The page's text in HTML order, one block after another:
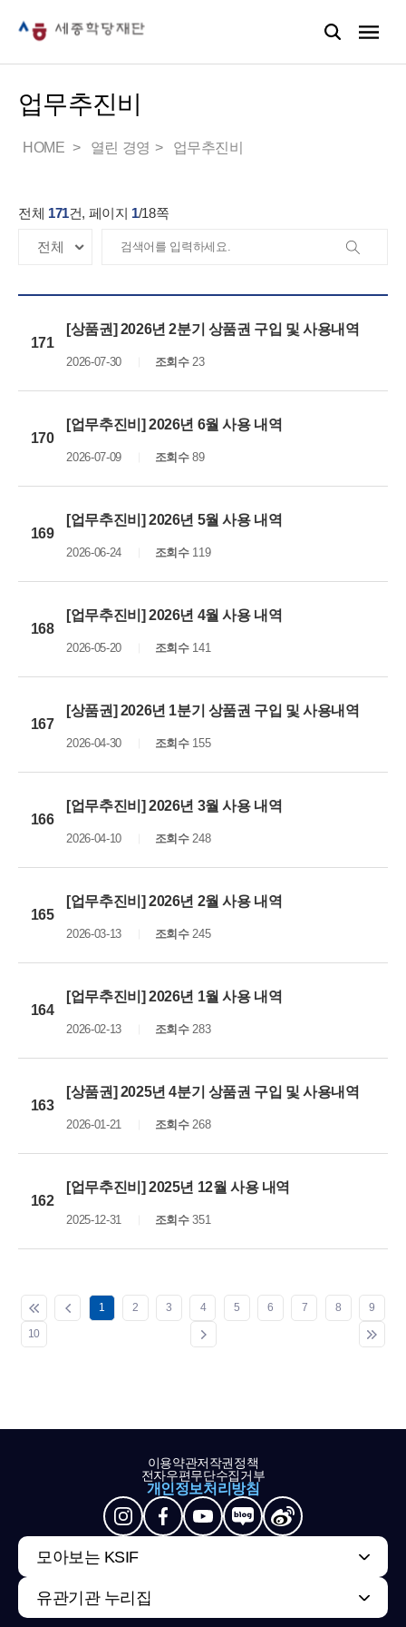
업무추진비
HOME 열린 경영 업무추진비
전체 171건, 페이지 1/18쪽
171
[상품권] 2026년 2분기 상품권 구입 및 사용내역
2026-07-30 조회수23
170
[업무추진비] 2026년 6월 사용 내역
2026-07-09 조회수89
169
[업무추진비] 2026년 5월 사용 내역
2026-06-24 조회수119
168
[업무추진비] 2026년 4월 사용 내역
2026-05-20 조회수141
167
[상품권] 2026년 1분기 상품권 구입 및 사용내역
2026-04-30 조회수155
166
[업무추진비] 2026년 3월 사용 내역
2026-04-10 조회수248
165
[업무추진비] 2026년 2월 사용 내역
2026-03-13 조회수245
164
[업무추진비] 2026년 1월 사용 내역
2026-02-13 조회수283
163
[상품권] 2025년 4분기 상품권 구입 및 사용내역
2026-01-21 조회수268
162
[업무추진비] 2025년 12월 사용 내역
2025-12-31 조회수351
1 2 3 4 5 6 7 8 9
10
이용약관저작권정책
전자우편무단수집거부
개인정보처리방침
모아보는 KSIF
유관기관 누리집